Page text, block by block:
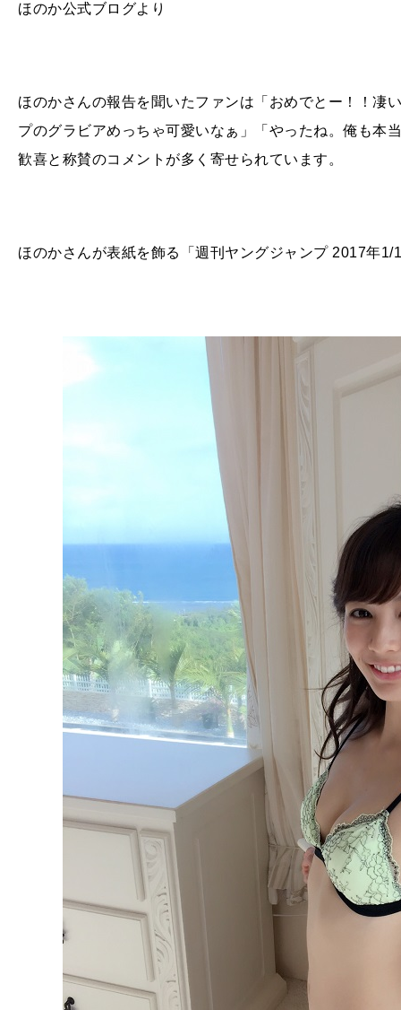
ほのか公式ブログより
ほのかさんの報告を聞いたファンは「おめでとー！！凄
プのグラビアめっちゃ可愛いなぁ」「やったね。俺も本
歓喜と称賛のコメントが多く寄せられています。
ほのかさんが表紙を飾る「週刊ヤングジャンプ 2017年